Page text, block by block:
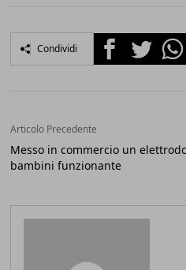
Condividi FacebookTwitter
Articolo Precedente
Messo in commercio un
bambini funzionante